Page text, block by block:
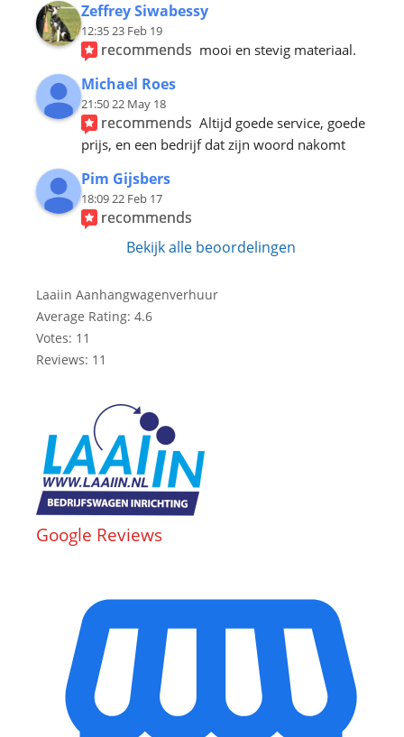
Zeffrey Siwabessy
12:35 23 Feb 19
recommends mooi en stevig materiaal.
Michael Roes
21:50 22 May 18
recommends Altijd goede service, goede
prijs, en een bedrijf dat zijn woord nakomt
Pim Gijsbers
18:09 22 Feb 17
recommends
Bekijk alle beoordelingen
Laaiin Aanhangwagenverhuur
Average Rating: 4.6
Votes: 11
Reviews: 11
Google Reviews